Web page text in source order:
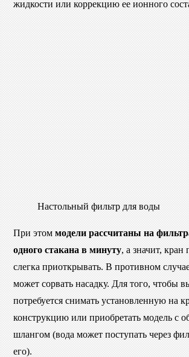
жидкости или коррекцию ее ионного
Настольный фильтр для воды
При этом модели рассчитаны на
одного стакана в минуту, а значит, кран
слегка приоткрывать. В противном
может сорвать насадку. Для того, чтобы
потребуется снимать установленную на
конструкцию или приобретать модель с
шлангом (вода может поступать через
его).